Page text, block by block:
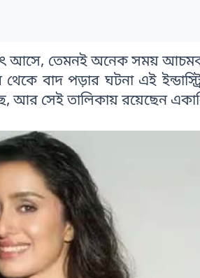
আসে, তেমনই অনেক সময়
থেকে বাদ পড়ার ঘটনা এই
আর সেই তালিকায় রয়েছেন